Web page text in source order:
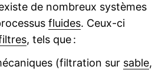
de nombreux systèmes
fluides. Ceux-ci
, tels que :
(filtration sur sable,